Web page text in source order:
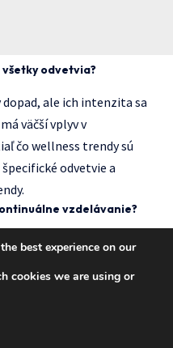
odvetvia?
ale ich intenzita sa
väčší vplyv v
čo wellness trendy sú
odvetvie a
vzdelávanie?
online kurzy,
programy,
alebo postupné
Mnohé kvalitné zdroje
poplatky.
best experience on our
cookies we are using or